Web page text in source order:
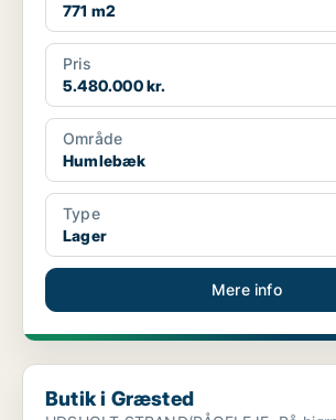
771 m2
Pris
5.480.000 kr.
Område
Humlebæk
Type
Lager
Mere info
Butik i Græsted
Butik i Græsted